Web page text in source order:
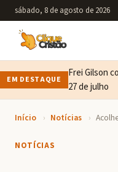
sábado, 8 de agosto de 2026
EM DESTAQUE
Frei Gilson
27 de julho
Início › Notícias ›
NOTÍCIAS